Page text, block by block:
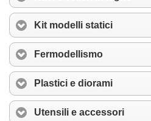
Kit modelli statici
Fermodellismo
Plastici e diorami
Utensili e accessori